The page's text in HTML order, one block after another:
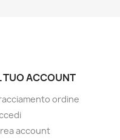
TUO ACCOUNT
ordine
account